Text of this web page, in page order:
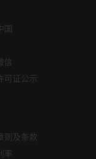
而，当通胀率温
效收紧货币政策
落后其他资产（例
。
线性关系，即通胀
表现良好。
通常不佳
目标、财务状况或特
该交易并基于读者自
评估。特别是，读者
限于产品说明书、发
件，视情形而定），
，读者应谨慎考虑本
认为可靠的来源获
因发表及/或分发本
、准确性或及时性作
国
信
可证公示
则及条款
率
needs of
financial adviser
referred to
needs of
before making
of the